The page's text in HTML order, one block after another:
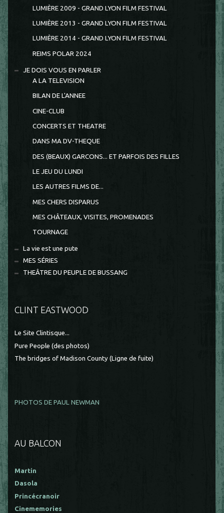
LUMIÈRE 2009 - GRAND LYON FILM FESTIVAL
LUMIÈRE 2013 - GRAND LYON FILM FESTIVAL
LUMIÈRE 2014 - GRAND LYON FILM FESTIVAL
REIMS POLAR 2024
JE DOIS VOUS EN PARLER
A LA TELEVISION
BILAN DE L'ANNEE
CINE-CLUB
CONCERTS ET THEATRE
DANS MA DV-THEQUE
DES (BEAUX) GARCONS... ET PARFOIS DES FILLES
LE JEU DU LUNDI
LES AUTRES FILMS DE...
MES CHERS DISPARUS
MES CHÂTEAUX, VISITES, PROMENADES
TOURNAGE
La vie est une pute
MES SÉRIES
THEÂTRE DU PEUPLE DE BUSSANG
CLINT EASTWOOD
Le Site Clintisque...
Pure People (des photos)
The bridges of Madison County (Ligne de fuite)
PHOTOS DE PAUL NEWMAN
AU BALCON
Martin
Dasola
Princécranoir
Cinememories